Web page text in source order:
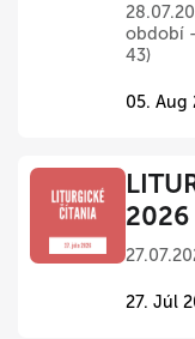
období
43)
05. Aug
2026
27. Júl